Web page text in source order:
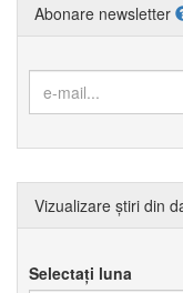
Abonare newsletter
Vizualizare știri din
Selectați luna